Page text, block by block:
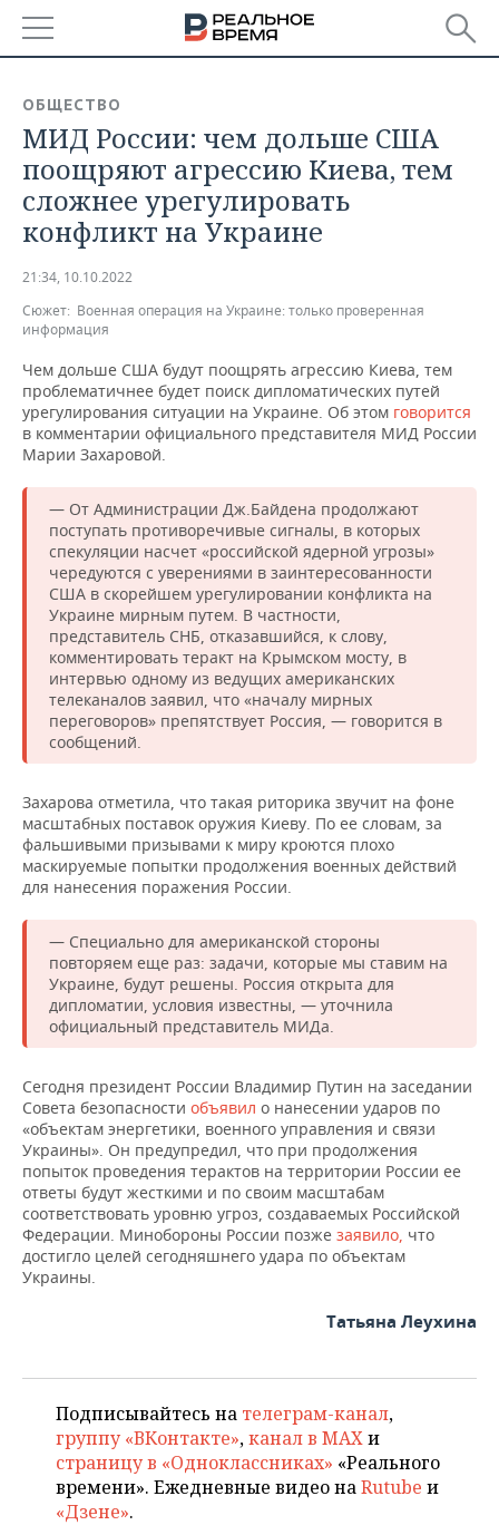
БАШКОРТОСТАН
ТАТАРСТАН
УДМУРТИЯ
НОВОСТИ
АНАЛИТИКА
НОВОСТИ АНАЛИТИКИ
ДЕКЛАРАЦИИ О ДОХОДАХ
КОРОЛИ ГОСЗАКАЗА ПФО
ВУЗЫ ТАТАРСТАНА
КОМУ ПРИНАДЛЕЖАТ
ТОРГОВЫЕ ЦЕНТРЫ
ЭКОНОМИКА
НОВОСТИ ЭКОНОМИКИ
ФИНАНСЫ
БАНКИ
БЮДЖЕТ
ИНВЕСТИЦИИ
ПРОМЫШЛЕННОСТЬ
НОВОСТИ
АГРОПРОМ
МАШИНОСТРОЕНИЕ
НЕФТЕХИМИЯ
НЕФТЬ
ОПК
ЭНЕРГЕТИКА
НЕДВИЖИМОСТЬ
НОВОСТИ НЕДВИЖИМОСТИ
АВТО
НОВОСТИ АВТО
БИЗНЕС
НОВОСТИ БИЗНЕСА
РОЗНИЧНАЯ ТОРГОВЛЯ
ТРАНСПОРТ
УСЛУГИ
ТЕХНОЛОГИИ
НОВОСТИ ТЕХНОЛОГИЙ
МЕДИА
ТЕЛЕКОММУНИКАЦИИ
МЕРОПРИЯТИЯ
НОВОСТИ МЕРОПРИЯТИЙ
ВЫЕЗДНАЯ РЕДАКЦИЯ
БИЗНЕС-БРАНЧИ
ONLINE-КОНФЕРЕНЦИИ
ОТКРЫТАЯ ЛЕКЦИЯ
СПОРТ
НОВОСТИ СПОРТА
ФУТБОЛ
ХОККЕЙ
БАСКЕТБОЛ
ВОЛЕЙБОЛ
КИБЕРСПОРТ
ФИГУРНОЕ КАТАНИЕ
ВОДНЫЕ ВИДЫ СПОРТА
ХОККЕЙ С МЯЧОМ
ОБЩЕСТВО
НОВОСТИ ОБЩЕСТВА
ВЛАСТЬ
ИНФРАСТРУКТУРА
ИСТОРИЯ
КУЛЬТУРА
МЕДИЦИНА
ОБРАЗОВАНИЕ
ПРОИСШЕСТВИЯ
ФОТОГАЛЕРЕЯ
СЮЖЕТЫ
СПРАВОЧНИК
СПИСОК ПЕРСОН
СПИСОК КОМПАНИЙ
ПОЛНАЯ ВЕРСИЯ
ОБЩЕСТВО
МИД России: чем дольше США
поощряют агрессию Киева, тем
сложнее урегулировать
конфликт на Украине
21:34, 10.10.2022
Сюжет: Военная операция на Украине: только проверенная
информация
Чем дольше США будут поощрять агрессию Киева, тем
проблематичнее будет поиск дипломатических путей
урегулирования ситуации на Украине. Об этом говорится
в комментарии официального представителя МИД России
Марии Захаровой.
— От Администрации Дж.Байдена продолжают
поступать противоречивые сигналы, в которых
спекуляции насчет «российской ядерной угрозы»
чередуются с уверениями в заинтересованности
США в скорейшем урегулировании конфликта на
Украине мирным путем. В частности,
представитель СНБ, отказавшийся, к слову,
комментировать теракт на Крымском мосту, в
интервью одному из ведущих американских
телеканалов заявил, что «началу мирных
переговоров» препятствует Россия, — говорится в
сообщений.
Захарова отметила, что такая риторика звучит на фоне
масштабных поставок оружия Киеву. По ее словам, за
фальшивыми призывами к миру кроются плохо
маскируемые попытки продолжения военных действий
для нанесения поражения России.
— Специально для американской стороны
повторяем еще раз: задачи, которые мы ставим на
Украине, будут решены. Россия открыта для
дипломатии, условия известны, — уточнила
официальный представитель МИДа.
Сегодня президент России Владимир Путин на заседании
Совета безопасности объявил о нанесении ударов по
«объектам энергетики, военного управления и связи
Украины». Он предупредил, что при продолжения
попыток проведения терактов на территории России ее
ответы будут жесткими и по своим масштабам
соответствовать уровню угроз, создаваемых Российской
Федерации. Минобороны России позже заявило, что
достигло целей сегодняшнего удара по объектам
Украины.
Татьяна Леухина
Подписывайтесь на телеграм-канал,
группу «ВКонтакте»,канал в MAXи
страницу в «Одноклассниках» «Реального
времени». Ежедневные видео наRutube и
«Дзене».